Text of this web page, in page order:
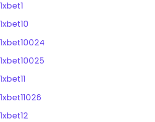
1xbet1
1xbet10
1xbet10024
1xbet10025
1xbet11
1xbet11026
1xbet12